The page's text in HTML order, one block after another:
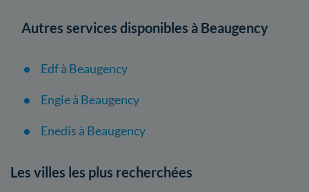
Autres services disponibles à Beaugency
Edf à Beaugency
Engie à Beaugency
Enedis à Beaugency
Les villes les plus recherchées